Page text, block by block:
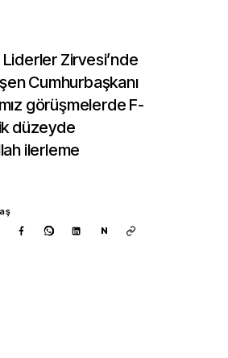
Zirvesi’nde
Cumhurbaşkanı
görüşmelerde F-
düzeyde
ilerleme
N